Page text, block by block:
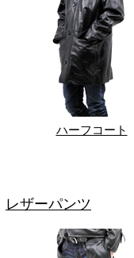
ハーフコート
レザーパンツ